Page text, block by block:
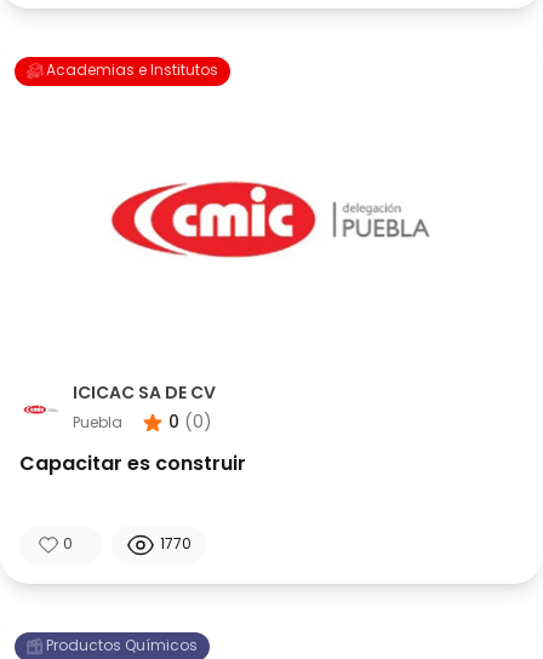
Academias e Institutos
ICICAC SA DE CV
Puebla 0 ( 0 )
Capacitar es construir
0 1770
Productos Químicos